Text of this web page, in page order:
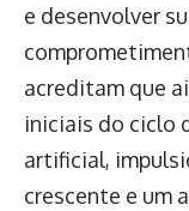
e desenvolver
acreditam que
iniciais do ciclo
artificial,
crescente e um